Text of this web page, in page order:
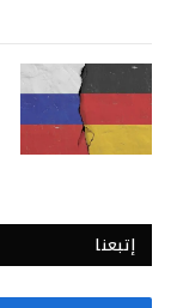
إتبعنا